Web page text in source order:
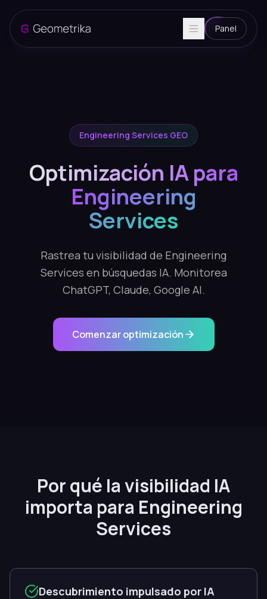
Panel
Engineering Services GEO
Optimización IA para
Engineering
Services
Rastrea tu visibilidad de Engineering
Services en búsquedas IA. Monitorea
ChatGPT, Claude, Google AI.
Comenzar optimización
Por qué la visibilidad IA
importa para Engineering
Services
Descubrimiento impulsado por IA